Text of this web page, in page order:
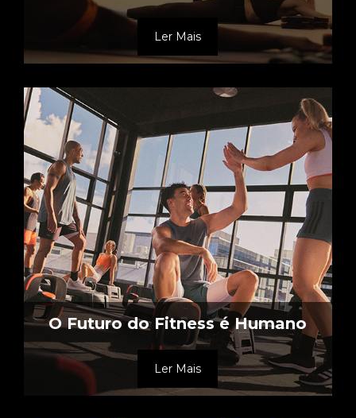
Ler Mais
O Futuro do Fitness é Humano
Ler Mais